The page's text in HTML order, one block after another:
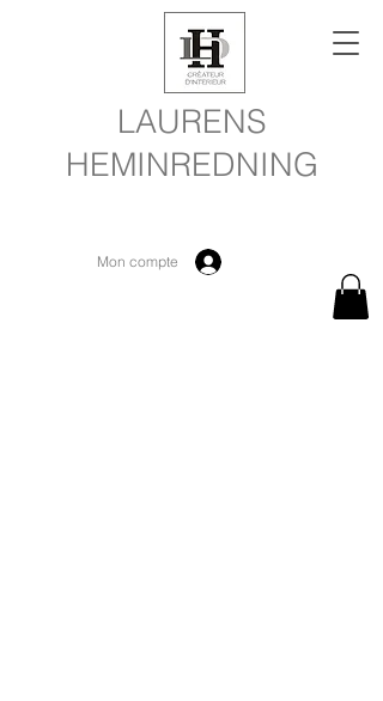
LAURENS
HEMINREDNING
Mon compte